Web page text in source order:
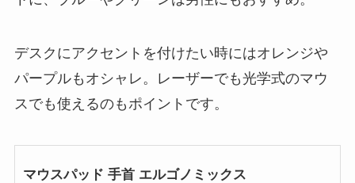
デスクにアクセントを付けたい時にはオレンジや
パープルもオシャレ。レーザーでも光学式のマウ
スでも使えるのもポイントです。
マウスパッド 手首 エルゴノミックス